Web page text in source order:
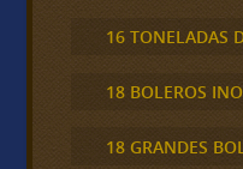
16 TONELADAS
18 BOLEROS
18 GRANDES